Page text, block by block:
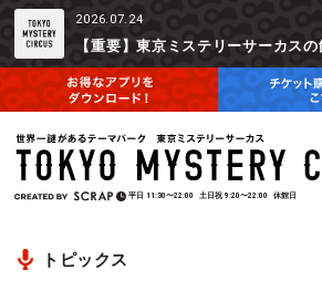
2026.07.24
平日 11:30〜22:00 土日祝 9:20〜22:00 休館日
トピックス